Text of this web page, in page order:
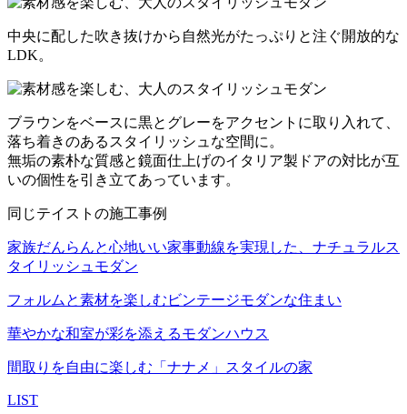
中央に配した吹き抜けから自然光がたっぷりと注ぐ開放的な
LDK。
ブラウンをベースに黒とグレーをアクセントに取り入れて、
落ち着きのあるスタイリッシュな空間に。
無垢の素朴な質感と鏡面仕上げのイタリア製ドアの対比が互
いの個性を引き立てあっています。
同じテイストの施工事例
家族だんらんと心地いい家事動線を実現した、ナチュラルス
タイリッシュモダン
フォルムと素材を楽しむビンテージモダンな住まい
華やかな和室が彩を添えるモダンハウス
間取りを自由に楽しむ「ナナメ」スタイルの家
LIST